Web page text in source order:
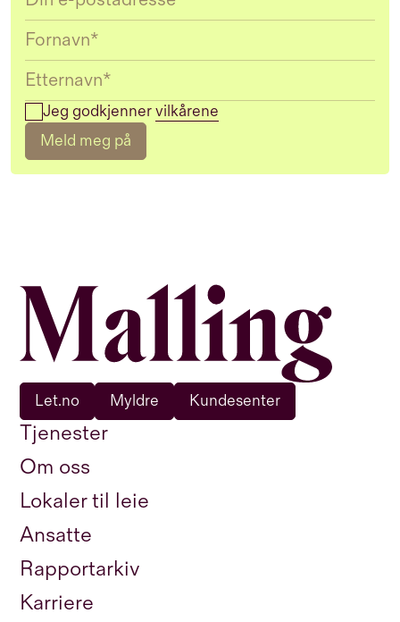
Jeg godkjennervilkårene
Meld meg på
Tjenester
Om oss
Lokaler til leie
Ansatte
Rapportarkiv
Karriere
Let.no Myldre Kundesenter